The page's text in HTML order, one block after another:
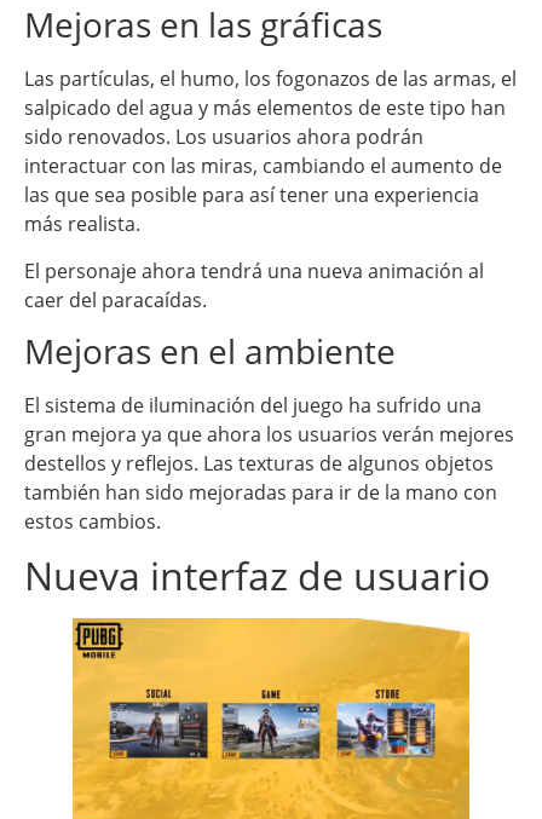
Mejoras en las gráficas
Las partículas, el humo, los fogonazos de las armas, el
salpicado del agua y más elementos de este tipo han
sido renovados. Los usuarios ahora podrán
interactuar con las miras, cambiando el aumento de
las que sea posible para así tener una experiencia
más realista.
El personaje ahora tendrá una nueva animación al
caer del paracaídas.
Mejoras en el ambiente
El sistema de iluminación del juego ha sufrido una
gran mejora ya que ahora los usuarios verán mejores
destellos y reflejos. Las texturas de algunos objetos
también han sido mejoradas para ir de la mano con
estos cambios.
Nueva interfaz de usuario